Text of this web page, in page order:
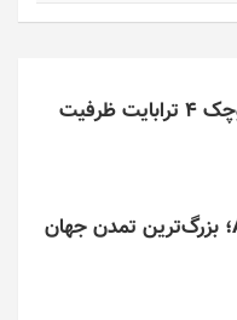
این کارت حافظه کوچک ۴ ترابایت ظرفیت
بازی/ Age of 2048؛ بزرگ‌ترین تمدن جهان